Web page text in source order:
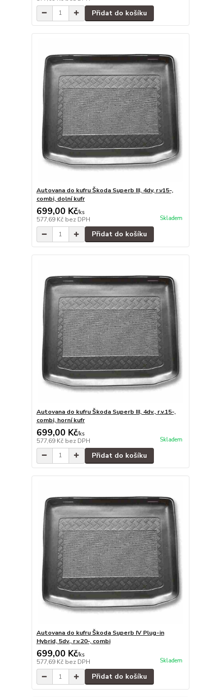
Přidat do košíku
Autovana do kufru Škoda Superb III, 4dv, r.v15-,
combi, dolní kufr
699,00 Kč/ks
577,69 Kč bez DPH Skladem
Přidat do košíku
Autovana do kufru Škoda Superb III, 4dv., r.v.15-,
combi, horní kufr
699,00 Kč/ks
577,69 Kč bez DPH Skladem
Přidat do košíku
Autovana do kufru Škoda Superb IV Plug-in
Hybrid, 5dv., r.v.20-, combi
699,00 Kč/ks
577,69 Kč bez DPH Skladem
Přidat do košíku